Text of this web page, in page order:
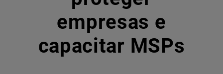
empresas e
capacitar MSPs